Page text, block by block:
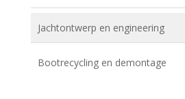
Jachtontwerp en engineering
Bootrecycling en demontage